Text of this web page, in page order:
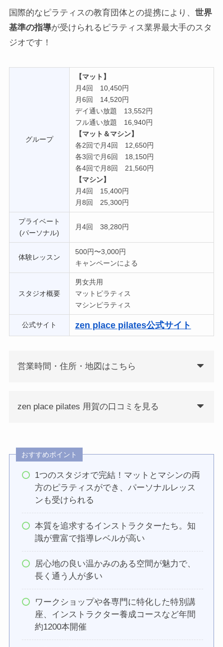
国際的なピラティスの教育団体との提携により、 世界
基準の指導が受けられるピラティス業界最大手のスタ
ジオです！
グループ
【マット】
月4回 10,450円
月6回 14,520円
デイ通い放題 13,552円
フル通い放題 16,940円
【マット＆マシン】
各2回で月4回 12,650円
各3回で月6回 18,150円
各4回で月8回 21,560円
【マシン】
月4回 15,400円
月8回 25,300円
プライベート
(パーソナル)
月4回 38,280円
体験レッスン
500円〜3,000円
キャンペーンによる
スタジオ概要
男女共用
マットピラティス
マシンピラティス
公式サイト zen place pilates公式サイト
営業時間・住所・地図はこちら
zen place pilates 用賀の口コミを見る
おすすめポイント
1つのスタジオで完結！マットとマシンの両
方のピラティスができ、パーソナルレッス
ンも受けられる
本質を追求するインストラクターたち。知
識が豊富で指導レベルが高い
居心地の良い温かみのある空間が魅力で、
長く通う人が多い
ワークショップや各専門に特化した特別講
座、インストラクター養成コースなど年間
約1200本開催